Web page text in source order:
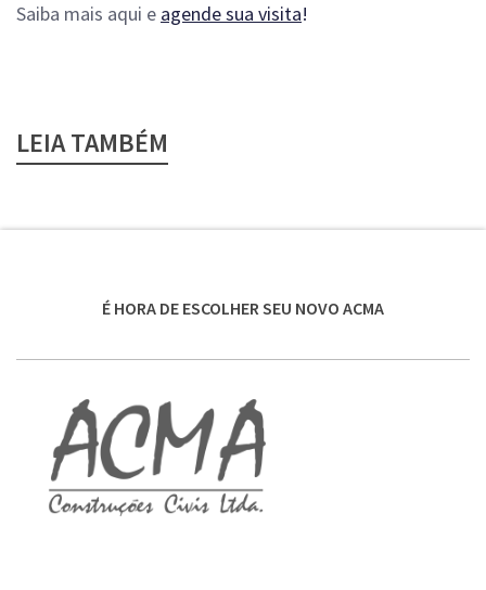
Saiba mais aqui e agende sua visita!
LEIA TAMBÉM
É HORA DE ESCOLHER SEU NOVO ACMA